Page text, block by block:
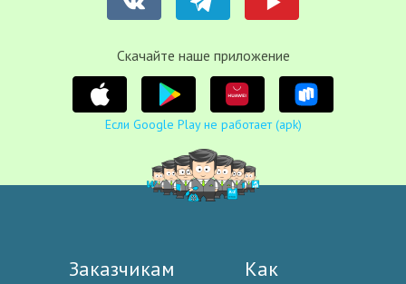
Cкачайте наше приложение
Если Google Play не работает (apk)
Заказчикам
Как